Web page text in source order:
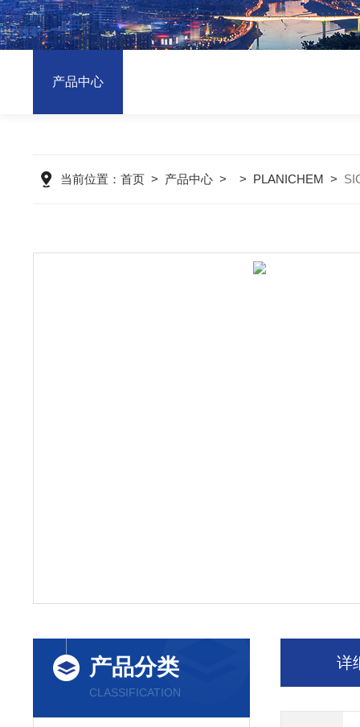
产品中心
当前位置： 首页> 产品中心> > PLANICHEM >
产品分类
CLASSIFICATION
详